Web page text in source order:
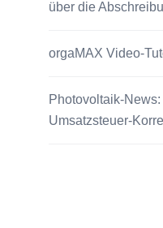
über die
orgaMAX Video-
Photovoltaik-
Umsatzsteuer-